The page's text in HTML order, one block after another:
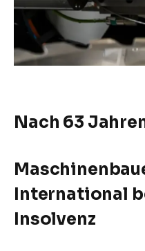
Nach 63
International
Insolvenz